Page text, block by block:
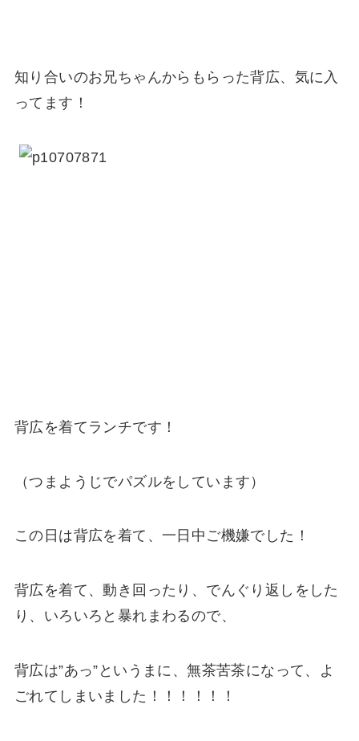
知り合いのお兄ちゃんからもらった背広、気に入
ってます！
背広を着てランチです！
（つまようじでパズルをしています）
この日は背広を着て、一日中ご機嫌でした！
背広を着て、動き回ったり、でんぐり返しをした
り、いろいろと暴れまわるので、
背広は”あっ”というまに、無茶苦茶になって、よ
ごれてしまいました！！！！！！